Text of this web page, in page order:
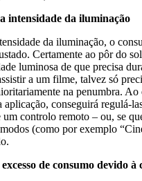
intensidade da iluminação
da iluminação, o
Certamente ao pôr do
luminosa de que precisa
a um filme, talvez só
na penumbra. Ao
aplicação, conseguirá regulá-
um controlo remoto – ou, se
(como por exemplo
de consumo devido à